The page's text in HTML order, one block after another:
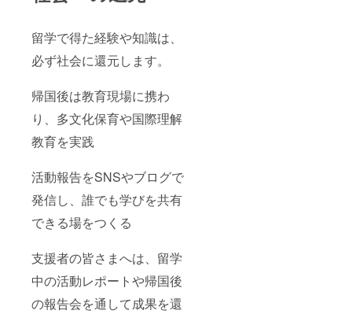
留学で得た経験や知識は、
必ず社会に還元します。
帰国後は教育現場に携わ
り、多文化保育や国際理解
教育を実践
活動報告をSNSやブログで
発信し、誰でも学びを共有
できる場をつくる
支援者の皆さまへは、留学
中の活動レポートや帰国後
の報告会を通して成果を還